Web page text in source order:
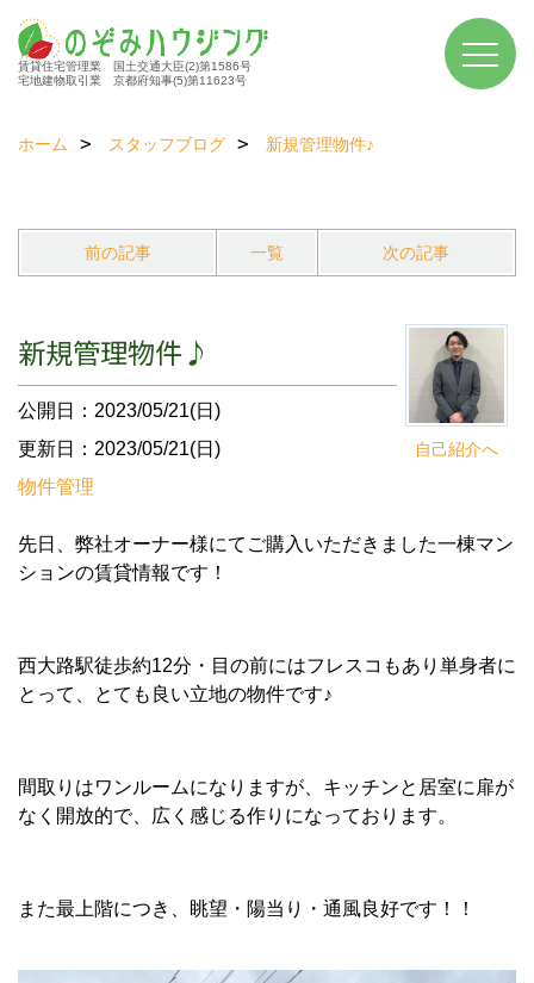
賃貸住宅管理業 国土交通大臣(2)第1586号
宅地建物取引業 京都府知事(5)第11623号
ホーム スタッフブログ 新規管理物件♪
前の記事 一覧 次の記事
自己紹介へ
新規管理物件♪
公開日：2023/05/21(日)
更新日：2023/05/21(日)
物件管理
先日、弊社オーナー様にてご購入いただきました一棟マン
ションの賃貸情報です！
西大路駅徒歩約12分・目の前にはフレスコもあり単身者に
とって、とても良い立地の物件です♪
間取りはワンルームになりますが、キッチンと居室に扉が
なく開放的で、広く感じる作りになっております。
また最上階につき、眺望・陽当り・通風良好です！！